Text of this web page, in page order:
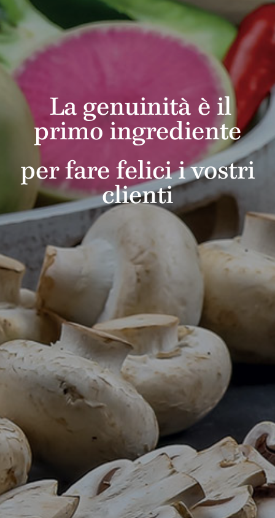
La genuinità è il
primo ingrediente
per fare felici i vostri
clienti